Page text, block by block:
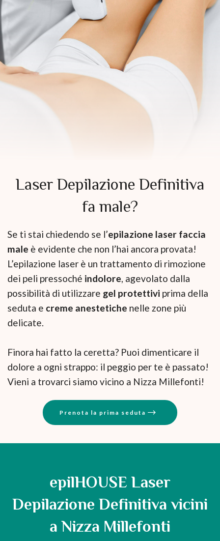
Laser Depilazione Definitiva
fa male?
Se ti stai chiedendo se l’epilazione laser faccia
male è evidente che non l’hai ancora provata!
L’epilazione laser è un trattamento di rimozione
dei peli pressoché indolore , agevolato dalla
possibilità di utilizzare gel protettivi prima della
seduta e creme anestetiche nelle zone più
delicate.
Finora hai fatto la ceretta? Puoi dimenticare il
dolore a ogni strappo: il peggio per te è passato!
Vieni a trovarci siamo vicino a Nizza Millefonti!
Prenota la prima seduta
epilHOUSE Laser
Depilazione Definitiva vicini
a Nizza Millefonti